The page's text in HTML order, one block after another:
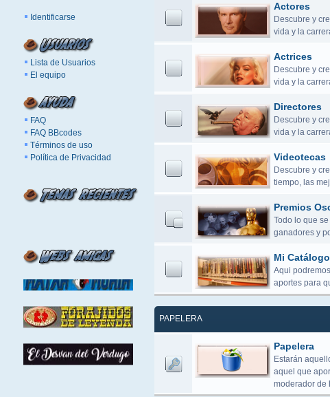
Identificarse
Lista de Usuarios
El equipo
FAQ
FAQ BBcodes
Términos de uso
Política de Privacidad
Actores
Descubre y
vida y la
Actrices
Descubre y
vida y la
Directores
Descubre y
vida y la
Videotecas
Descubre y
tiempo, las
Premios
Todo lo que
ganadores y
Mi Catálogo
Aqui
aportes para
PAPELERA
Papelera
Estarán
aquel que
moderador de